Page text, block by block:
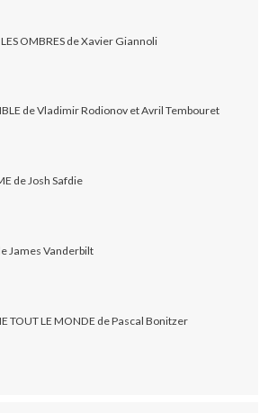
LES OMBRES de Xavier Giannoli
de Vladimir Rodionov et Avril Tembouret
de Josh Safdie
James Vanderbilt
TOUT LE MONDE de Pascal Bonitzer